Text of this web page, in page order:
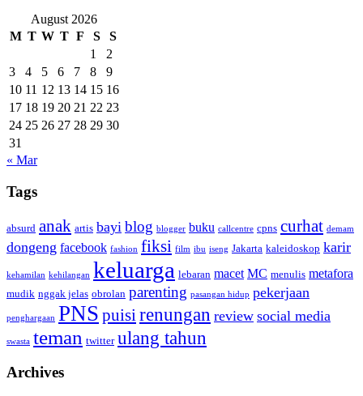
August 2026
M T W T F S
S
1
2
3
4 5 6 7 8
9
10 11 12 13 14 15 16
17 18 19 20 21 22 23
24 25 26 27 28 29 30
31
« Mar
Tags
absurd anak artis bayi blog blogger buku callcentre cpns curhat demam
dongeng facebook fashion fiksi film ibu iseng Jakarta kaleidoskop karir
kehamilan kehilangan keluarga lebaran macet MC menulis metafora
mudik nggak jelas obrolan parenting pasangan hidup pekerjaan
penghargaan PNS puisi renungan review social media
swasta teman twitter ulang tahun
Archives